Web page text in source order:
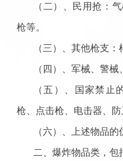
（二）、民用抢：
枪等。
（三）、其他枪支
（四）、军械、警械
（五）、国家禁止
枪、点击枪、电击器、防
（六）、上述物品的
二、爆炸物品类，包